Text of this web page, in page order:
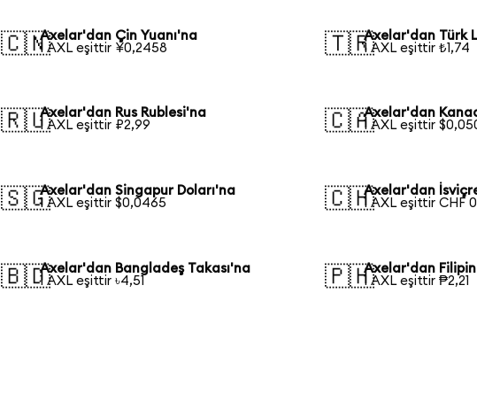
🇨🇳Axelar'dan Çin Yuanı'na
1 AXL eşittir ¥0,2458
🇹🇷Axelar'dan Türk
1 AXL eşittir ₺1,74
🇷🇺Axelar'dan Rus Rublesi'na
1 AXL eşittir ₽2,99
🇨🇦Axelar'dan
1 AXL eşittir
🇸🇬Axelar'dan Singapur Doları'na
1 AXL eşittir $0,0465
🇨🇭Axelar'dan
1 AXL eşittir CHF
🇧🇩Axelar'dan Bangladeş Takası'na
1 AXL eşittir ৳4,51
🇵🇭Axelar'dan
1 AXL eşittir ₱2,21